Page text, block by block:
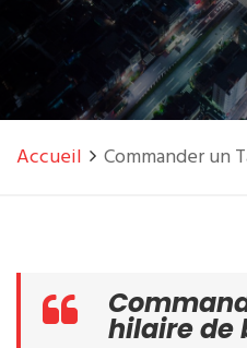
Accueil Commander un
hilaire de